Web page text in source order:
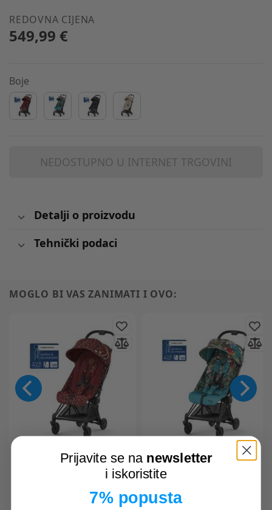
REDOVNA CIJENA
549,99 €
Boje
NEDOSTUPNO U INTERNET TRGOVINI
Detalji o proizvodu
Tehnički podaci
MOGLO BI VAS ZANIMATI I OVO:
Coya Platinum
CYBEX
kišobran kolica
Prijavite se na newsletter
i iskoristite
7% popusta